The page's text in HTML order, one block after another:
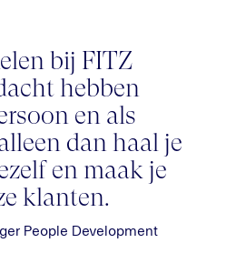
bij FITZ
hebben
en als
dan haal je
en maak je
klanten.
People Development